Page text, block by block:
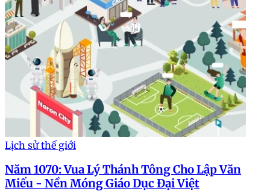
Lịch sử thế giới
Năm 1070: Vua Lý Thánh Tông Cho Lập Văn
Miếu - Nền Móng Giáo Dục Đại Việt